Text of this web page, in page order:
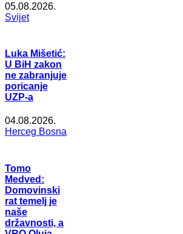
05.08.2026.
Svijet
Luka Mišetić:
U BiH zakon
ne zabranjuje
poricanje
UZP-a
04.08.2026.
Herceg Bosna
Tomo
Medved:
Domovinski
rat temelj je
naše
državnosti, a